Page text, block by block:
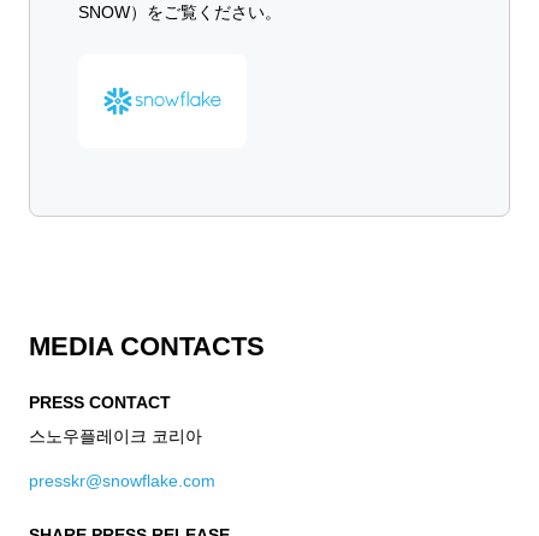
SNOW）をご覧ください。
MEDIA CONTACTS
PRESS CONTACT
스노우플레이크 코리아
presskr@snowflake.com